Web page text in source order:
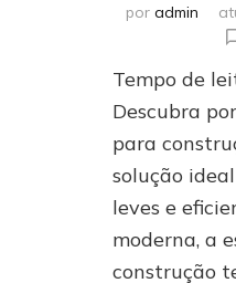
por admin
Tempo de
Descubra
para
solução
leves e
moderna, a
construção